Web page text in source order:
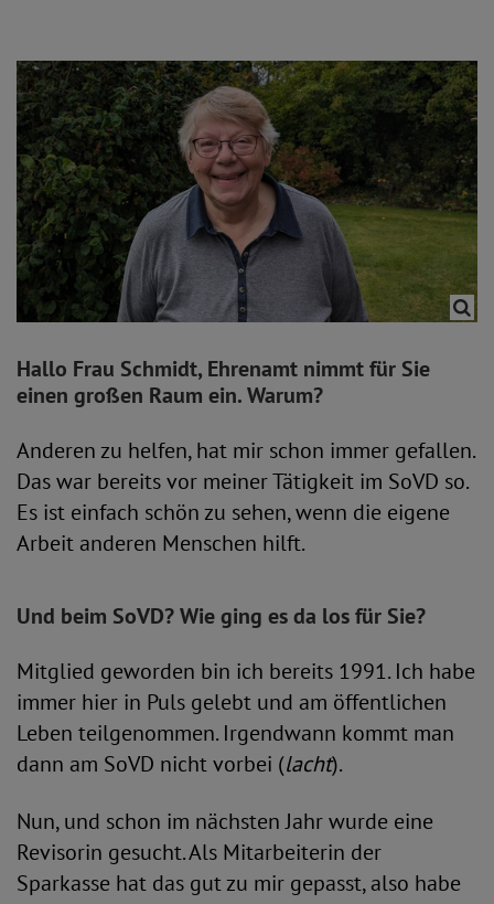
Hallo Frau Schmidt, Ehrenamt nimmt für Sie
einen großen Raum ein. Warum?
Anderen zu helfen, hat mir schon immer gefallen.
Das war bereits vor meiner Tätigkeit im SoVD so.
Es ist einfach schön zu sehen, wenn die eigene
Arbeit anderen Menschen hilft.
Und beim SoVD? Wie ging es da los für Sie?
Mitglied geworden bin ich bereits 1991. Ich habe
immer hier in Puls gelebt und am öffentlichen
Leben teilgenommen. Irgendwann kommt man
dann am SoVD nicht vorbei (lacht).
Nun, und schon im nächsten Jahr wurde eine
Revisorin gesucht. Als Mitarbeiterin der
Sparkasse hat das gut zu mir gepasst, also habe